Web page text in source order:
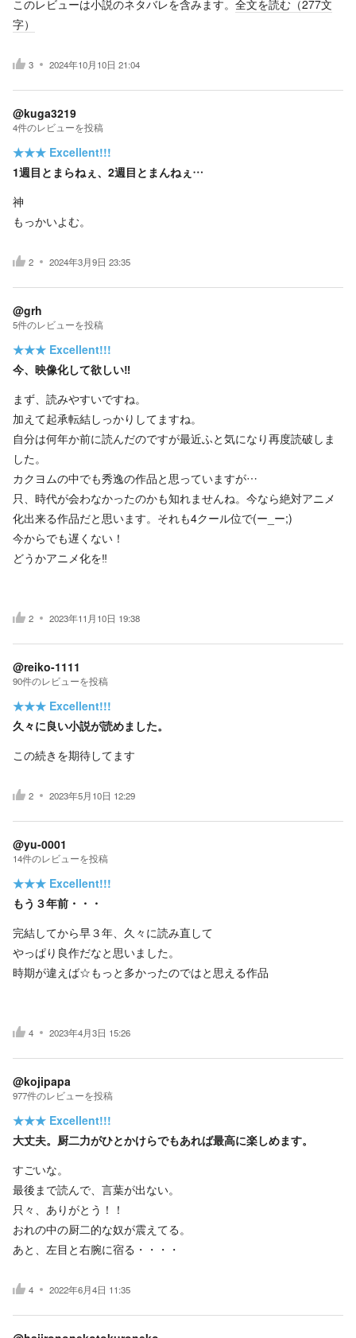
このレビューは小説のネタバレを含みます。 全文を読む（277文
字）
3 2024年10月10日 21:04
@kuga3219
4件のレビューを投稿
★★★ Excellent!!!
1週目とまらねぇ、2週目とまんねぇ…
神
もっかいよむ。
2 2024年3月9日 23:35
@grh
5件のレビューを投稿
★★★ Excellent!!!
今、映像化して欲しい‼️
まず、読みやすいですね。
加えて起承転結しっかりしてますね。
自分は何年か前に読んだのですが最近ふと気になり再度読破しま
した。
カクヨムの中でも秀逸の作品と思っていますが…
只、時代が会わなかったのかも知れませんね。今なら絶対アニメ
化出来る作品だと思います。それも4クール位で(ー_ー;)
今からでも遅くない！
どうかアニメ化を‼️
2 2023年11月10日 19:38
@reiko-1111
90件のレビューを投稿
★★★ Excellent!!!
久々に良い小説が読めました。
この続きを期待してます
2 2023年5月10日 12:29
@yu-0001
14件のレビューを投稿
★★★ Excellent!!!
もう３年前・・・
完結してから早３年、久々に読み直して
やっぱり良作だなと思いました。
時期が違えば☆もっと多かったのではと思える作品
4 2023年4月3日 15:26
@kojipapa
977件のレビューを投稿
★★★ Excellent!!!
大丈夫。厨二力がひとかけらでもあれば最高に楽しめます。
すごいな。
最後まで読んで、言葉が出ない。
只々、ありがとう！！
おれの中の厨二的な奴が震えてる。
あと、左目と右腕に宿る・・・・
4 2022年6月4日 11:35